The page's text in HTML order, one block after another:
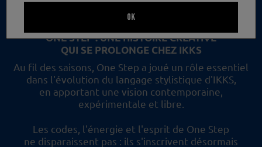
ONE STEP : UNE HISTOIRE CRÉATIVE
QUI SE PROLONGE CHEZ IKKS
Au fil des saisons, One Step a joué un rôle essentiel
dans l'évolution du langage stylistique d'IKKS,
en apportant une vision contemporaine,
expérimentale et libre.
Les codes, l'énergie et l'esprit de One Step
ne disparaissent pas : ils s'inscrivent désormais
OK